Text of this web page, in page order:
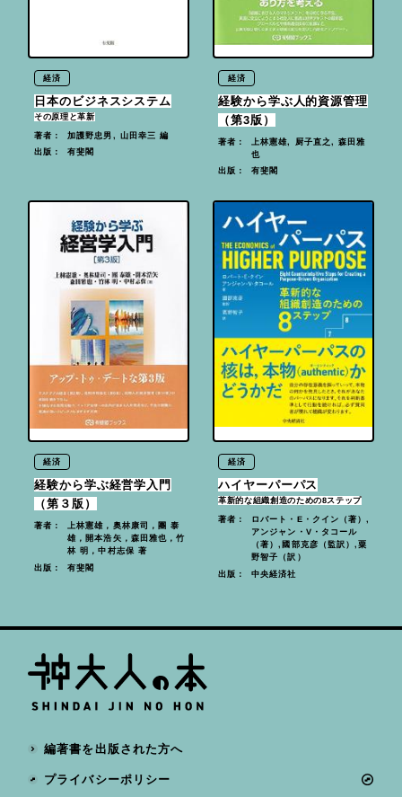
経済
日本のビジネスシステム
その原理と革新
著者： 加護野忠男, 山田幸三 編
出版： 有斐閣
経済
経験から学ぶ人的資源管理
（第3版）
著者： 上林憲雄, 厨子直之, 森田雅
也
出版： 有斐閣
経済
経験から学ぶ経営学入門
（第３版）
著者： 上林憲雄，奥林康司，團 泰
雄，開本浩矢，森田雅也，竹
林 明，中村志保 著
出版： 有斐閣
経済
ハイヤーパーパス
革新的な組織創造のための8ステップ
著者： ロバート・E・クイン（著）,
アンジャン・V・タコール
（著）,國部克彦（監訳）,粟
野智子（訳）
出版： 中央経済社
編著書を出版された方へ
プライバシーポリシー